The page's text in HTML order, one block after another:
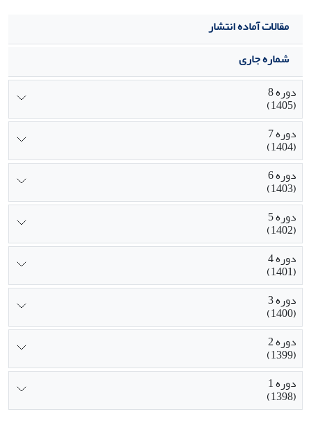
مقالات آماده انتشار
شماره جاری
دوره 8
(1405)
دوره 7
(1404)
دوره 6
(1403)
دوره 5
(1402)
دوره 4
(1401)
دوره 3
(1400)
دوره 2
(1399)
دوره 1
(1398)